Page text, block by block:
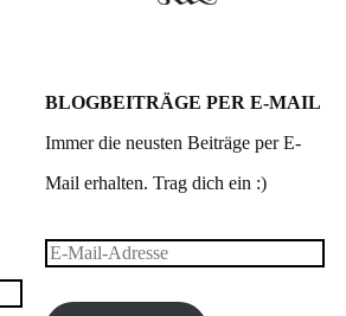
BLOGBEITRÄGE PER E-MAIL
Immer die neusten Beiträge per E-
Mail erhalten. Trag dich ein :)
E-